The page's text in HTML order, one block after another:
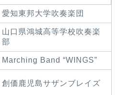
愛知東邦大学吹奏楽団
山口県鴻城高等学校吹奏楽
部
Marching Band “WINGS”
創価鹿児島サザンブレイズ